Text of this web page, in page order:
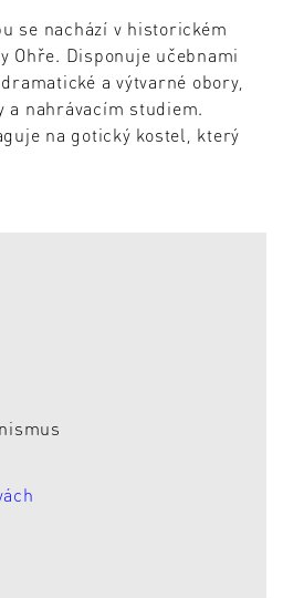
se nachází v historickém
Ohře. Disponuje učebnami
a výtvarné obory,
a nahrávacím studiem.
na gotický kostel, který